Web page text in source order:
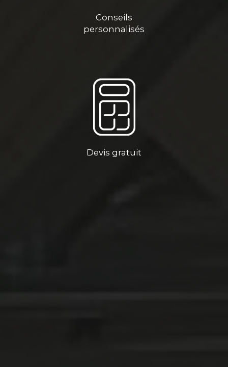
Conseils
personnalisés
Devis gratuit